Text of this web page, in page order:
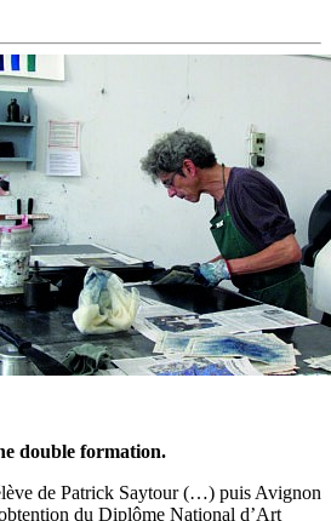
double formation.
de Patrick Saytour (…) puis Avignon
du Diplôme National d’Art